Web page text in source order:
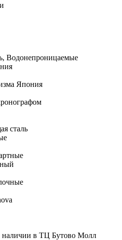
Водонепроницаемые
Япония
сталь
в ТЦ Бутово Молл